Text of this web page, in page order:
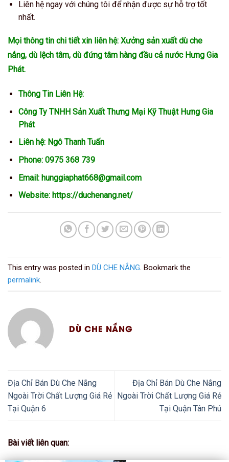
Liên hệ ngay với chúng tôi để nhận được sự hỗ trợ tốt
nhất.
Mọi thông tin chi tiết xin liên hệ: Xưởng sản xuất dù che
nắng, dù lệch tâm, dù đứng tâm hàng đầu cả nước Hưng Gia
Phát.
Thông Tin Liên Hệ:
Công Ty TNHH Sản Xuất Thưng Mại Kỹ Thuật Hưng Gia
Phát
Liên hệ: Ngô Thanh Tuấn
Phone: 0975 368 739
Email: hunggiaphat668@gmail.com
Website: https://duchenang.net/
This entry was posted in DÙ CHE NẮNG. Bookmark the
permalink.
DÙ CHE NẮNG
Địa Chỉ Bán Dù Che Nắng
Ngoài Trời Chất Lượng Giá Rẻ
Tại Quận 6
Địa Chỉ Bán Dù Che Nắng
Ngoài Trời Chất Lượng Giá Rẻ
Tại Quận Tân Phú
Bài viết liên quan: